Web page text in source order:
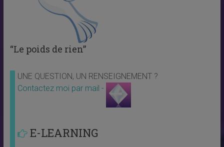
“Le poids de rien”
UNE QUESTION, UN RENSEIGNEMENT ?
Contactez moi par mail -
E-LEARNING